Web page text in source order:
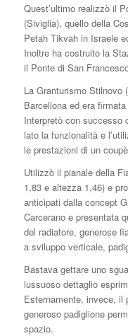
Quest’ultimo realizzò il
(Siviglia), quello della
Petah Tikvah in Israele
Inoltre ha costruito la
il Ponte di San
La Granturismo Stilnovo
Barcellona ed era
Interpretò con successo
lato la funzionalità e
le prestazioni di un
Utilizzò il pianale della
1,83 e altezza 1,46) e
anticipati dalla concept
Carcerano e presentata
del radiatore, generose
a sviluppo verticale,
Bastava gettare uno
lussuoso dettaglio
Esternamente, invece, il
generoso padiglione
spazio.